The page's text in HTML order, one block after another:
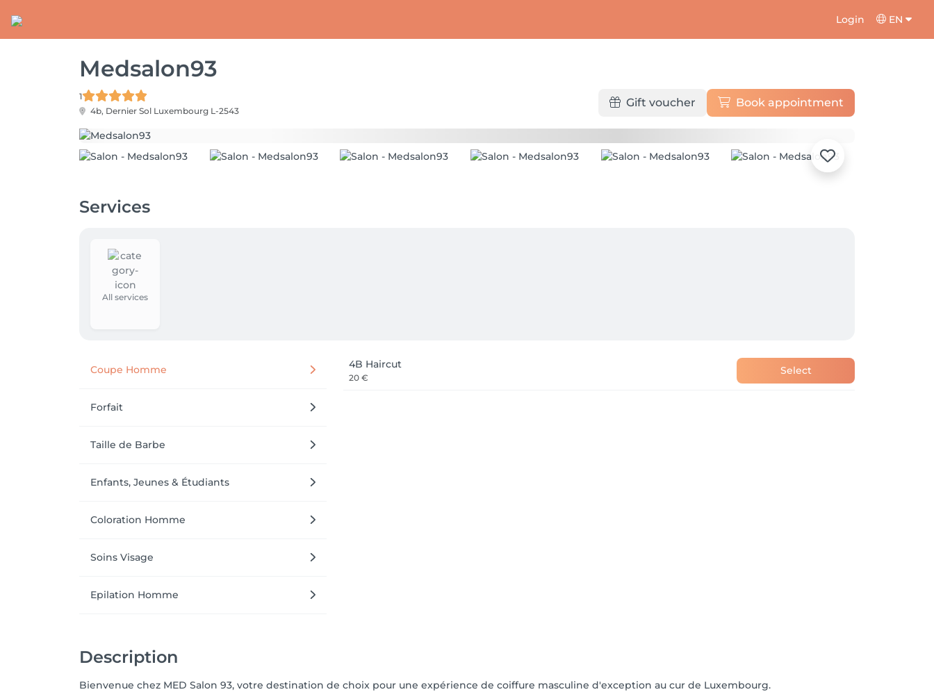
Login EN
Medsalon93
1
4b, Dernier Sol Luxembourg L-2543
Gift voucher Book appointment
Services
All services
Coupe Homme
Forfait
Taille de Barbe
Enfants, Jeunes & Étudiants
Coloration Homme
Soins Visage
Epilation Homme
4B Haircut
20 €
Select
Description
Bienvenue chez MED Salon 93, votre destination de choix pour une expérience de coiffure masculine d'exception au cur de Luxembourg.